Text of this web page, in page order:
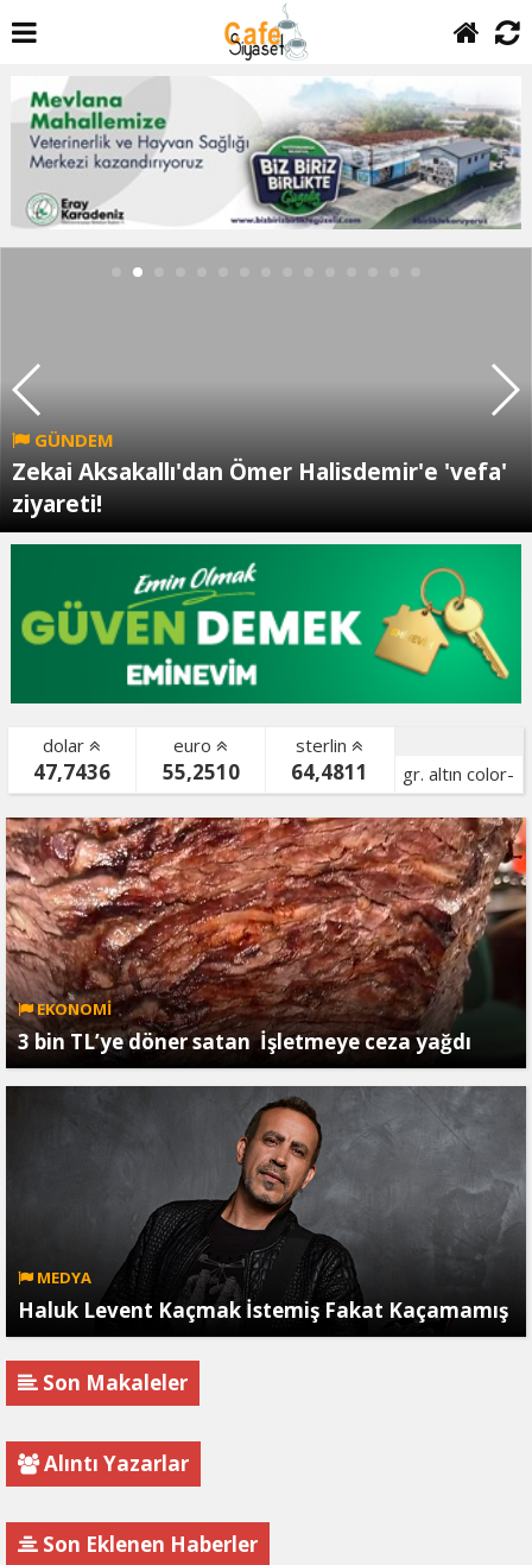
GÜNDEM
Zekai Aksakallı'dan Ömer Halisdemir'e 'vefa'
ziyareti!
dolar
47,7436
euro
55,2510
sterlin
64,4811
gr. altın color-
bist color-
EKONOMİ
3 bin TL’ye döner satan İşletmeye ceza yağdı
MEDYA
Haluk Levent Kaçmak İstemiş Fakat Kaçamamış
Son Makaleler
Alıntı Yazarlar
Son Eklenen Haberler